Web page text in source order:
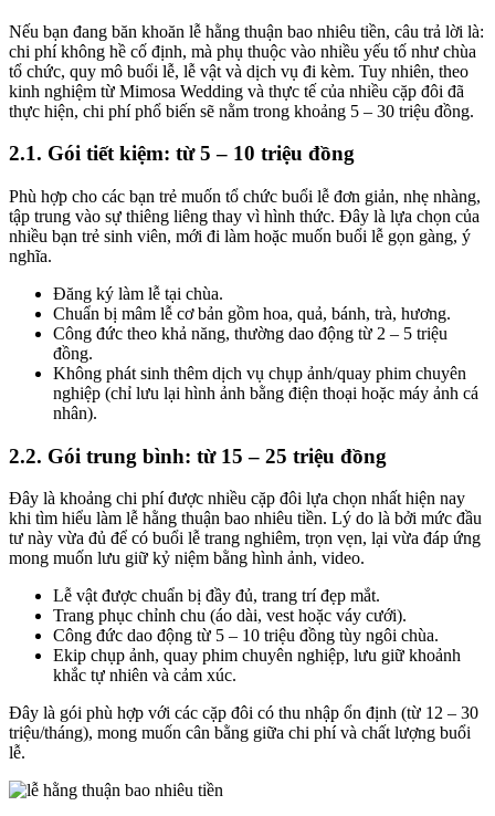
Nếu bạn đang băn khoăn lễ hằng thuận bao nhiêu tiền, câu trả lời là:
chi phí không hề cố định, mà phụ thuộc vào nhiều yếu tố như chùa
tổ chức, quy mô buổi lễ, lễ vật và dịch vụ đi kèm. Tuy nhiên, theo
kinh nghiệm từ Mimosa Wedding và thực tế của nhiều cặp đôi đã
thực hiện, chi phí phổ biến sẽ nằm trong khoảng 5 – 30 triệu đồng.
2.1. Gói tiết kiệm: từ 5 – 10 triệu đồng
Phù hợp cho các bạn trẻ muốn tổ chức buổi lễ đơn giản, nhẹ nhàng,
tập trung vào sự thiêng liêng thay vì hình thức. Đây là lựa chọn của
nhiều bạn trẻ sinh viên, mới đi làm hoặc muốn buổi lễ gọn gàng, ý
nghĩa.
Đăng ký làm lễ tại chùa.
Chuẩn bị mâm lễ cơ bản gồm hoa, quả, bánh, trà, hương.
Công đức theo khả năng, thường dao động từ 2 – 5 triệu
đồng.
Không phát sinh thêm dịch vụ chụp ảnh/quay phim chuyên
nghiệp (chỉ lưu lại hình ảnh bằng điện thoại hoặc máy ảnh cá
nhân).
2.2. Gói trung bình: từ 15 – 25 triệu đồng
Đây là khoảng chi phí được nhiều cặp đôi lựa chọn nhất hiện nay
khi tìm hiểu làm lễ hằng thuận bao nhiêu tiền. Lý do là bởi mức đầu
tư này vừa đủ để có buổi lễ trang nghiêm, trọn vẹn, lại vừa đáp ứng
mong muốn lưu giữ kỷ niệm bằng hình ảnh, video.
Lễ vật được chuẩn bị đầy đủ, trang trí đẹp mắt.
Trang phục chỉnh chu (áo dài, vest hoặc váy cưới).
Công đức dao động từ 5 – 10 triệu đồng tùy ngôi chùa.
Ekip chụp ảnh, quay phim chuyên nghiệp, lưu giữ khoảnh
khắc tự nhiên và cảm xúc.
Đây là gói phù hợp với các cặp đôi có thu nhập ổn định (từ 12 – 30
triệu/tháng), mong muốn cân bằng giữa chi phí và chất lượng buổi
lễ.